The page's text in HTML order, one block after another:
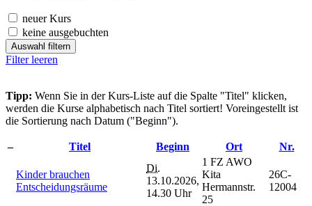
neuer Kurs
keine ausgebuchten
Auswahl filtern
Filter leeren
Tipp: Wenn Sie in der Kurs-Liste auf die Spalte "Titel" klicken,
werden die Kurse alphabetisch nach Titel sortiert! Voreingestellt ist
die Sortierung nach Datum ("Beginn").
– Titel Beginn Ort Nr.
Kinder brauchen
Entscheidungsräume
Di.
13.10.2026,
14.30 Uhr
1 FZ AWO
Kita
Hermannstr.
25
26C-
12004